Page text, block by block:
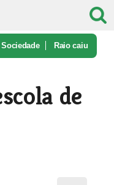
Sociedade Raio caiu
de